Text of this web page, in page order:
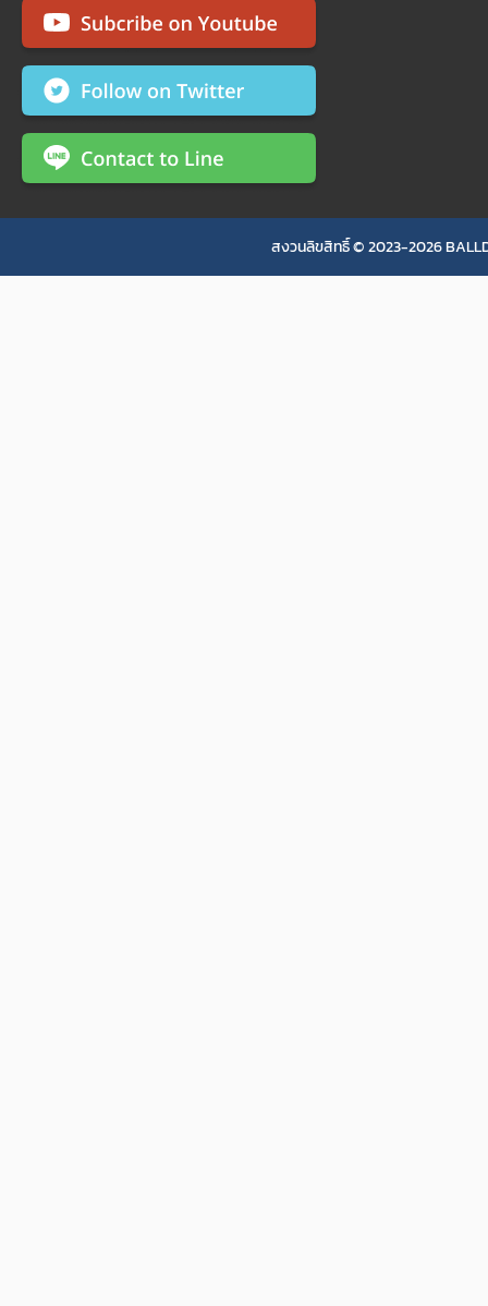
สงวนลิขสิทธิ์ © 2023-2026